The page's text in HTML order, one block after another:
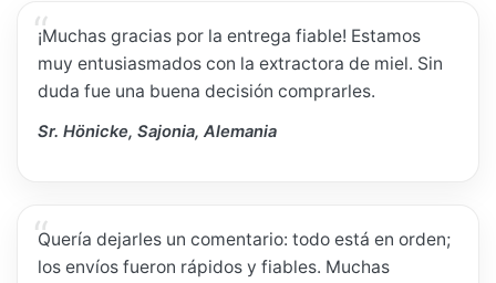
¡Muchas gracias por la entrega fiable! Estamos
muy entusiasmados con la extractora de miel. Sin
duda fue una buena decisión comprarles.
Sr. Hönicke, Sajonia, Alemania
Quería dejarles un comentario: todo está en orden;
los envíos fueron rápidos y fiables. Muchas